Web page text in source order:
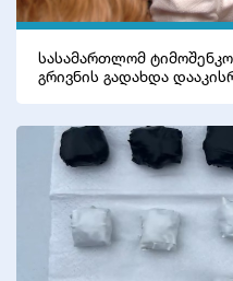
სასამართლომ
გრივნის გადახდა